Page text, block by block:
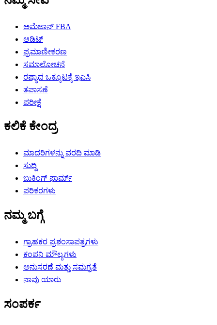
ಅಮೆಜಾನ್ FBA
ಆಡಿಟ್
ಪ್ರಮಾಣೀಕರಣ
ಸಮಾಲೋಚನೆ
ರಷ್ಯಾದ ಒಕ್ಕೂಟಕ್ಕೆ ಇಎಸಿ
ತಪಾಸಣೆ
ಪರೀಕ್ಷೆ
ಕಲಿಕೆ ಕೇಂದ್ರ
ಮಾದರಿಗಳನ್ನು ವರದಿ ಮಾಡಿ
ಸುದ್ದಿ
ಬುಕಿಂಗ್ ಫಾರ್ಮ್
ಪರಿಕರಗಳು
ನಮ್ಮ ಬಗ್ಗೆ
ಗ್ರಾಹಕರ ಪ್ರಶಂಸಾಪತ್ರಗಳು
ಕಂಪನಿ ಮೌಲ್ಯಗಳು
ಅನುಸರಣೆ ಮತ್ತು ಸಮಗ್ರತೆ
ನಾವು ಯಾರು
ಸಂಪರ್ಕ